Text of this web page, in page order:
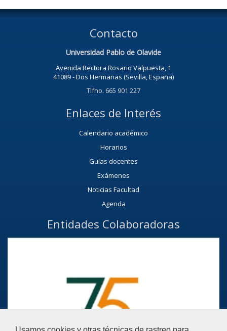
Contacto
Universidad Pablo de Olavide
Avenida Rectora Rosario Valpuesta, 1
41089 - Dos Hermanas (Sevilla, España)
Tlfno. 665 901 227
Enlaces de Interés
Calendario académico
Horarios
Guías docentes
Exámenes
Noticias Facultad
Agenda
Entidades Colaboradoras